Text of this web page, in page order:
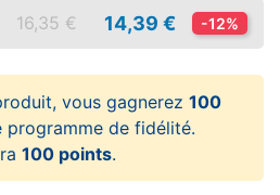
16,35 € 14,39 € -12%
vous gagnerez 100
programme de fidélité.
100 points.